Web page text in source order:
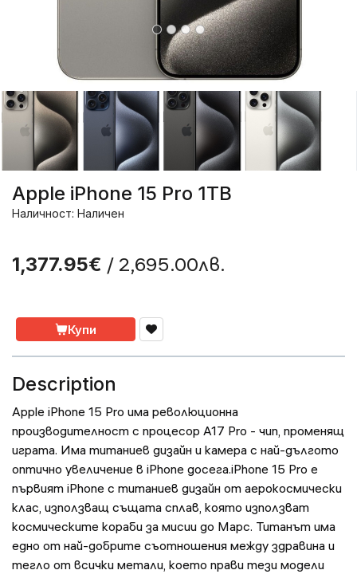
Apple iPhone 15 Pro 1TB
Наличност: Наличен
1,377.95€ / 2,695.00лв.
Купи
Description
Apple iPhone 15 Pro има революционна
производителност с процесор A17 Pro - чип, променящ
играта. Има титаниев дизайн и камера с най-дългото
оптично увеличение в iPhone досега.iPhone 15 Pro е
първият iPhone с титаниев дизайн от аерокосмически
клас, използващ същата сплав, която използват
космическите кораби за мисии до Марс. Титанът има
едно от най-добрите съотношения между здравина и
тегло от всички метали, което прави тези модели